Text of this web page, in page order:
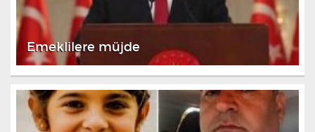
Emeklilere müjde